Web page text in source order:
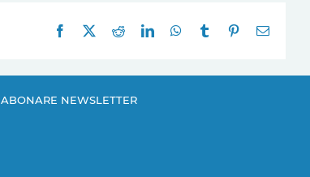
Facebook RedditLinkedInWhatsApp
Tumblr Pinterest
E-
ABONARE NEWSLETTER